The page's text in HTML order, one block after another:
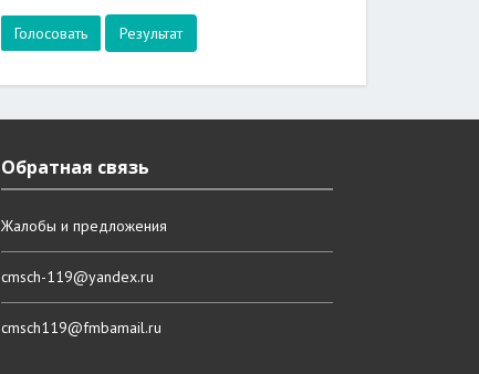
Результат
Обратная связь
Жалобы и предложения
cmsch-119@yandex.ru
cmsch119@fmbamail.ru